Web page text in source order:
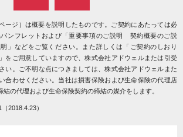
ージ）は概要を説明したものです。ご契約にあたっては必
ンフレットおよび「重要事項のご説明 契約概要のご説
」などをご覧ください。また詳しくは「ご契約のしおり
をご用意していますので、株式会社アドウェルまたは引受
い。ご不明な点につきましては、株式会社アドウェルまた
合わせください。当社は損害保険および生命保険の代理店
の代理および生命保険契約の締結の媒介をします。
2018.4.23）